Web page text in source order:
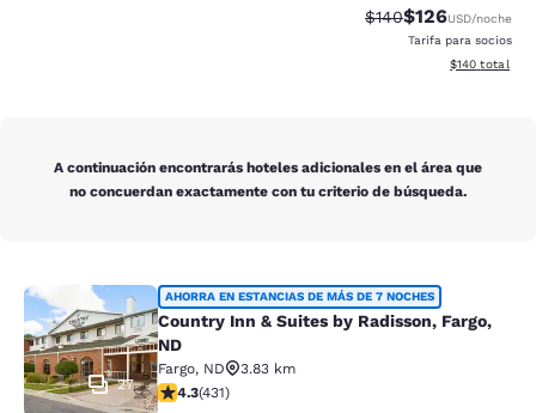
Tarifa tachada:
$140Tarifa reducida:
$126USD/noche
Tarifa para socios
Ver detalles
$140 total
A continuación encontrarás hoteles adicionales en el área que
no concuerdan exactamente con tu criterio de búsqueda.
Country Inn & Suites by Radisson,
27
AHORRA EN ESTANCIAS DE MÁS DE 7 NOCHES
Country Inn & Suites by Radisson, Fargo,
ND
Fargo, ND
3.83 km
Calificación de 4.26 estrellas. Excelente. 431 reseñas
4.3(431)